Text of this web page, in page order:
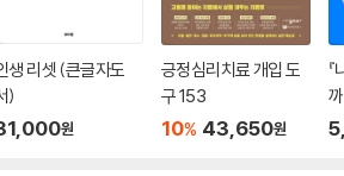
생 리셋 (큰글자도
)
원
긍정심리치료 개입 도
구 153
10% 43,650원